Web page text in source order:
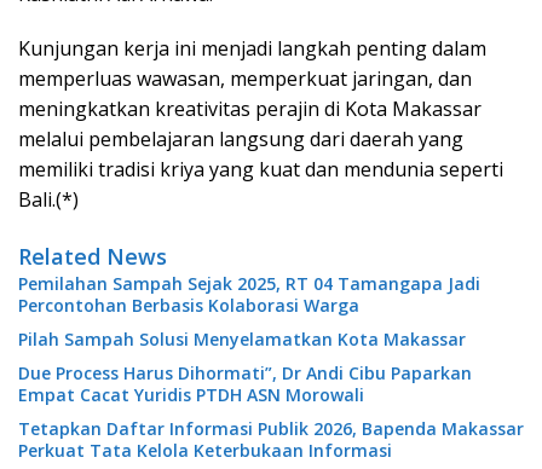
Kunjungan kerja ini menjadi langkah penting dalam
memperluas wawasan, memperkuat jaringan, dan
meningkatkan kreativitas perajin di Kota Makassar
melalui pembelajaran langsung dari daerah yang
memiliki tradisi kriya yang kuat dan mendunia seperti
Bali.(*)
Related News
Pemilahan Sampah Sejak 2025, RT 04 Tamangapa Jadi
Percontohan Berbasis Kolaborasi Warga
Pilah Sampah Solusi Menyelamatkan Kota Makassar
Due Process Harus Dihormati”, Dr Andi Cibu Paparkan
Empat Cacat Yuridis PTDH ASN Morowali
Tetapkan Daftar Informasi Publik 2026, Bapenda Makassar
Perkuat Tata Kelola Keterbukaan Informasi